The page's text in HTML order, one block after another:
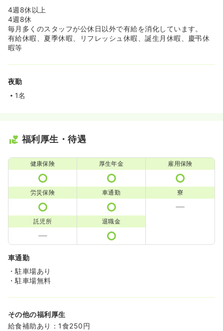
4週8休以上
4週8休
毎月多くのスタッフが公休日以外で有給を消化しています。
有給休暇、夏季休暇、リフレッシュ休暇、誕生月休暇、慶弔休
暇等
夜勤
1名
福利厚生・待遇
健康保険 厚生年金 雇用保険
労災保険 車通勤 寮
託児所 退職金
車通勤
・駐車場あり
・駐車場無料
その他の福利厚生
給食補助あり：1食250円